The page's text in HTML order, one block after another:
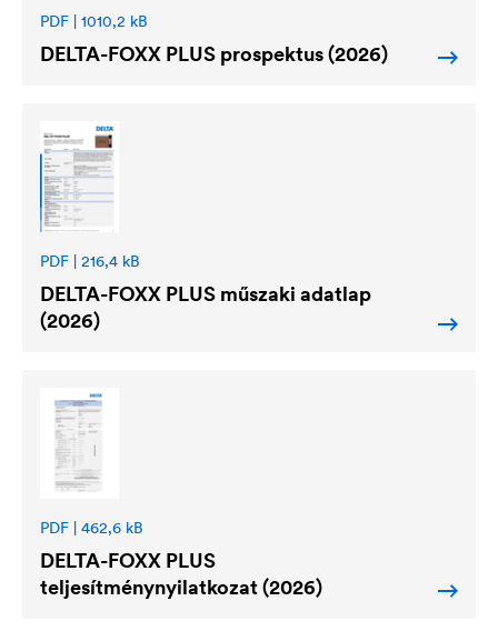
PDF | 1010,2 kB
DELTA-FOXX PLUS prospektus (2026)
PDF | 216,4 kB
DELTA-FOXX PLUS műszaki adatlap
(2026)
PDF | 462,6 kB
DELTA-FOXX PLUS
teljesítménynyilatkozat (2026)